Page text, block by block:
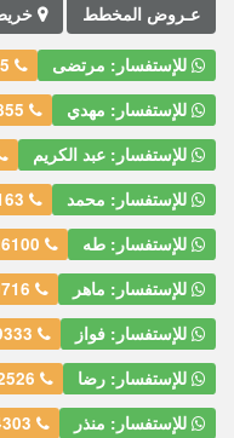
عـروض المخطط
للإستفسار: مرتضى
للإستفسار: مهدي
للإستفسار: عبد الكريم
للإستفسار: محمد
للإستفسار: طه
للإستفسار: ماهر
للإستفسار: فواز
للإستفسار: رضا
للإستفسار: منذر